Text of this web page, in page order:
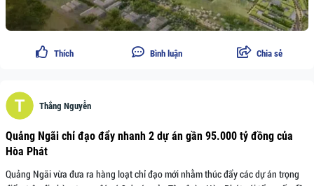
Thích Bình luận Chia sẻ
Thắng Nguyễn
Quảng Ngãi chỉ đạo đẩy nhanh 2 dự án gần 95.000 tỷ đồng của
Hòa Phát
Quảng Ngãi vừa đưa ra hàng loạt chỉ đạo mới nhằm thúc đẩy các dự án trọng